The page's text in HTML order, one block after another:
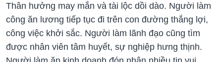
Thân hưởng may mắn và tài lộc dồi dào. Người làm
công ăn lương tiếp tục đi trên con đường thắng lợi,
công việc khởi sắc. Người làm lãnh đạo cũng tìm
được nhân viên tâm huyết, sự nghiệp hưng thịnh.